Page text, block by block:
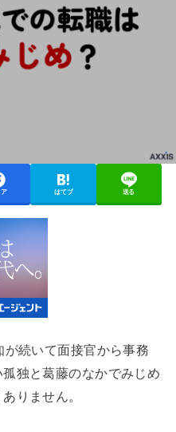
ア はてブ 送る
続いて面接官から事務
独と葛藤のなかでみじめ
りません。